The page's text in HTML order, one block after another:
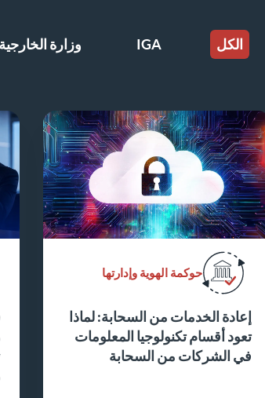
الكل IGA وزارة الخارجية
حوكمة الهوية وإدارتها
إعادة الخدمات من السحابة: لماذا
تعود أقسام تكنولوجيا المعلومات
في الشركات من السحابة